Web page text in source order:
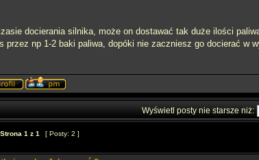
docierania silnika, może on dostawać tak duże ilości
przez np 1-2 baki paliwa, dopóki nie zaczniesz go docierać w
Wyświetl posty nie starsze niż:
Strona 1 z 1 [ Posty: 2 ]